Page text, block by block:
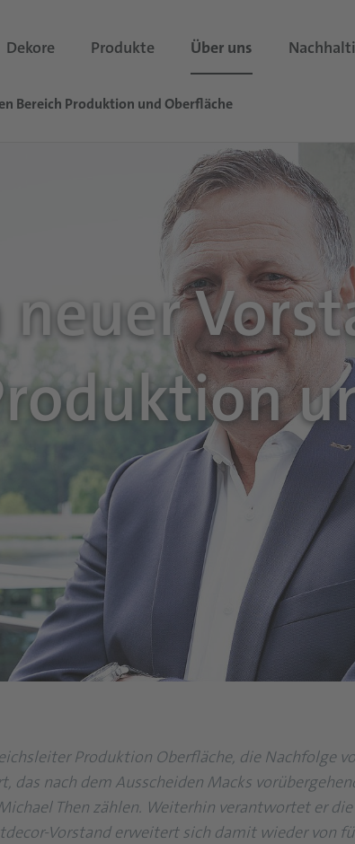
Dekore Produkte Über uns
Bereich Produktion und Oberfläche
Produktion Oberfläche, die Nachfolge
nach dem Ausscheiden Macks
Then zählen. Weiterhin verantwortet er
Vorstand erweitert sich damit wieder von